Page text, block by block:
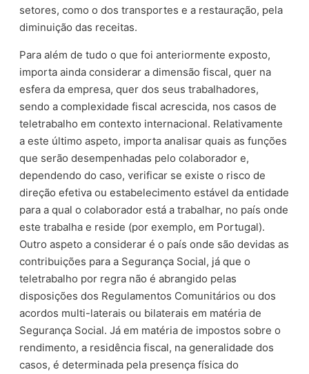
setores, como o dos transportes e a restauração, pela
diminuição das receitas.
Para além de tudo o que foi anteriormente exposto,
importa ainda considerar a dimensão fiscal, quer na
esfera da empresa, quer dos seus trabalhadores,
sendo a complexidade fiscal acrescida, nos casos de
teletrabalho em contexto internacional. Relativamente
a este último aspeto, importa analisar quais as funções
que serão desempenhadas pelo colaborador e,
dependendo do caso, verificar se existe o risco de
direção efetiva ou estabelecimento estável da entidade
para a qual o colaborador está a trabalhar, no país onde
este trabalha e reside (por exemplo, em Portugal).
Outro aspeto a considerar é o país onde são devidas as
contribuições para a Segurança Social, já que o
teletrabalho por regra não é abrangido pelas
disposições dos Regulamentos Comunitários ou dos
acordos multi-laterais ou bilaterais em matéria de
Segurança Social. Já em matéria de impostos sobre o
rendimento, a residência fiscal, na generalidade dos
casos, é determinada pela presença física do